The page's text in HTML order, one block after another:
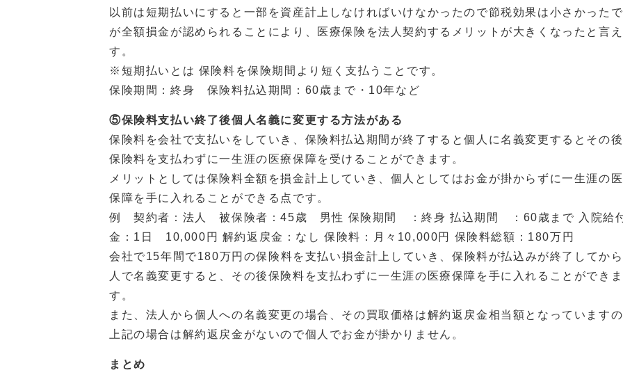
以前は短期払いにすると一部を資産計上しなければいけなかったので節税効果は小さかった
が全額損金が認められることにより、医療保険を法人契約するメリットが大きくなったと言え
す。
※短期払いとは 保険料を保険期間より短く支払うことです。
保険期間：終身 保険料払込期間：60歳まで・10年など
⑤保険料支払い終了後個人名義に変更する方法がある
保険料を会社で支払いをしていき、保険料払込期間が終了すると個人に名義変更するとその
保険料を支払わずに一生涯の医療保障を受けることができます。
メリットとしては保険料全額を損金計上していき、個人としてはお金が掛からずに一生涯の
保障を手に入れることができる点です。
例 契約者：法人 被保険者：45歳 男性 保険期間 ：終身 払込期間 ：60歳まで 入院給
金：1日 10,000円 解約返戻金：なし 保険料：月々10,000円 保険料総額：180万円
会社で15年間で180万円の保険料を支払い損金計上していき、保険料が払込みが終了してか
人で名義変更すると、その後保険料を支払わずに一生涯の医療保障を手に入れることができま
す。
また、法人から個人への名義変更の場合、その買取価格は解約返戻金相当額となっています
上記の場合は解約返戻金がないので個人でお金が掛かりません。
まとめ